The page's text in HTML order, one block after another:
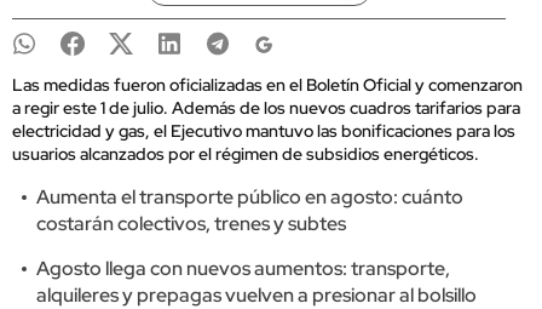
Las medidas fueron oficializadas en el Boletín Oficial y comenzaron
a regir este 1 de julio. Además de los nuevos cuadros tarifarios para
electricidad y gas, el Ejecutivo mantuvo las bonificaciones para los
usuarios alcanzados por el régimen de subsidios energéticos.
Aumenta el transporte público en agosto: cuánto
costarán colectivos, trenes y subtes
Agosto llega con nuevos aumentos: transporte,
alquileres y prepagas vuelven a presionar al bolsillo